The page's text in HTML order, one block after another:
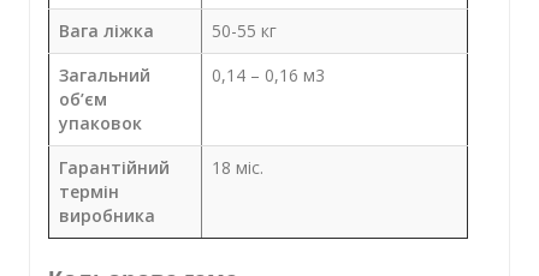
Вага ліжка
50-55 кг
Загальний
об’єм
упаковок
0,14 – 0,16 м3
Гарантійний
термін
виробника
18 міс.